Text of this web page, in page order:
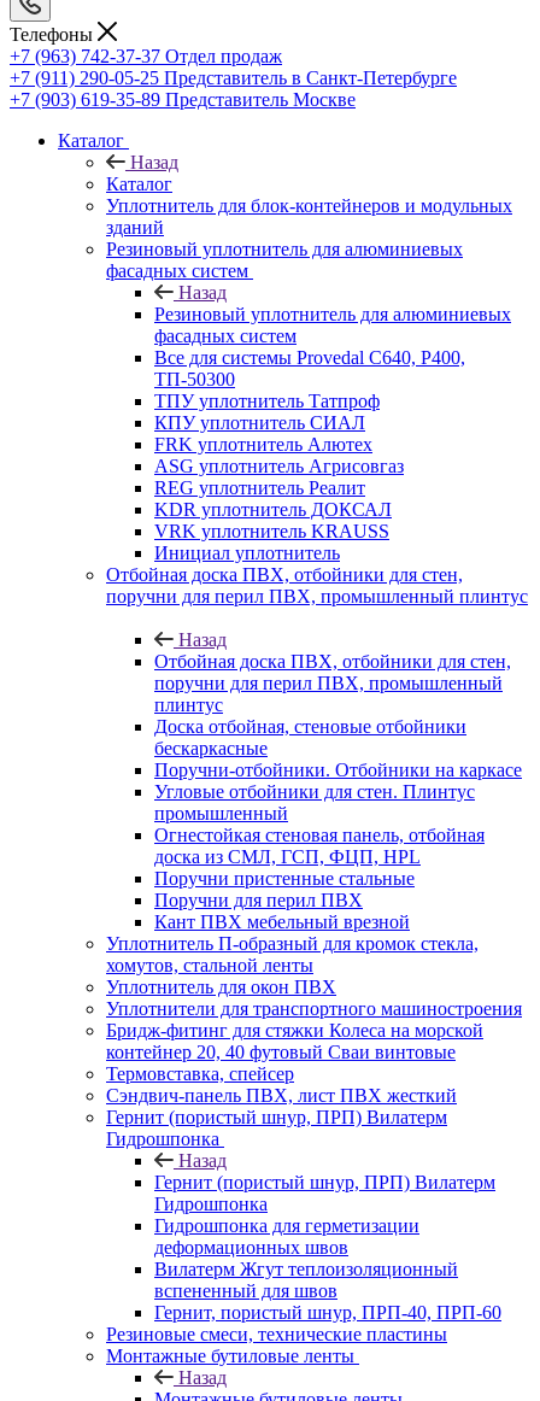
Телефоны
+7 (963) 742-37-37 Отдел продаж
+7 (911) 290-05-25 Представитель в Санкт-Петербурге
+7 (903) 619-35-89 Представитель Москве
Каталог
Назад
Каталог
Уплотнитель для блок-контейнеров и модульных
зданий
Резиновый уплотнитель для алюминиевых
фасадных систем
Назад
Резиновый уплотнитель для алюминиевых
фасадных систем
Все для системы Provedal С640, Р400,
ТП-50300
ТПУ уплотнитель Татпроф
КПУ уплотнитель СИАЛ
FRK уплотнитель Алютех
ASG уплотнитель Агрисовгаз
REG уплотнитель Реалит
KDR уплотнитель ДОКСАЛ
VRK уплотнитель KRAUSS
Инициал уплотнитель
Отбойная доска ПВХ, отбойники для стен,
поручни для перил ПВХ, промышленный плинтус
Назад
Отбойная доска ПВХ, отбойники для стен,
поручни для перил ПВХ, промышленный
плинтус
Доска отбойная, стеновые отбойники
бескаркасные
Поручни-отбойники. Отбойники на каркасе
Угловые отбойники для стен. Плинтус
промышленный
Огнестойкая стеновая панель, отбойная
доска из СМЛ, ГСП, ФЦП, HPL
Поручни пристенные стальные
Поручни для перил ПВХ
Кант ПВХ мебельный врезной
Уплотнитель П-образный для кромок стекла,
хомутов, стальной ленты
Уплотнитель для окон ПВХ
Уплотнители для транспортного машиностроения
Бридж-фитинг для стяжки Колеса на морской
контейнер 20, 40 футовый Сваи винтовые
Термовставка, спейсер
Сэндвич-панель ПВХ, лист ПВХ жесткий
Гернит (пористый шнур, ПРП) Вилатерм
Гидрошпонка
Назад
Гернит (пористый шнур, ПРП) Вилатерм
Гидрошпонка
Гидрошпонка для герметизации
деформационных швов
Вилатерм Жгут теплоизоляционный
вспененный для швов
Гернит, пористый шнур, ПРП-40, ПРП-60
Резиновые смеси, технические пластины
Монтажные бутиловые ленты
Назад